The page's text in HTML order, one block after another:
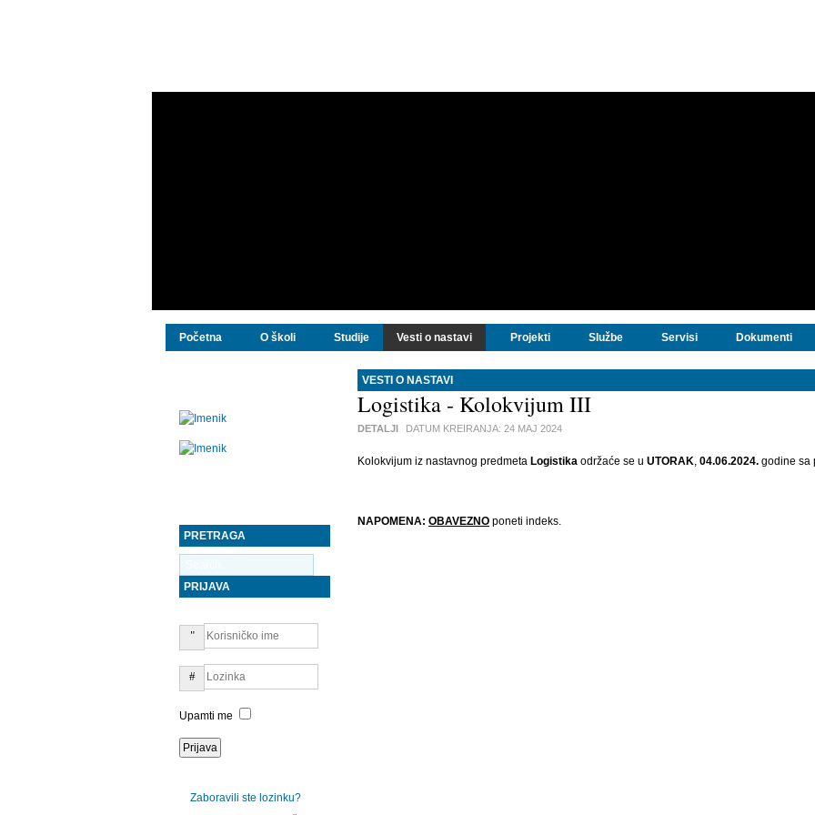
Početna O školi Studije Vesti o nastavi Projekti Službe Servisi Dokumenti
VESTI O NASTAVI
Logistika - Kolokvijum III
DETALJI DATUM KREIRANJA: 24 MAJ 2024
Kolokvijum iz nastavnog predmeta Logistika održaće se u UTORAK, 04.06.2024. godine sa
NAPOMENA: OBAVEZNO poneti indeks.
PRETRAGA
PRIJAVA
Upamti me
Zaboravili ste lozinku?